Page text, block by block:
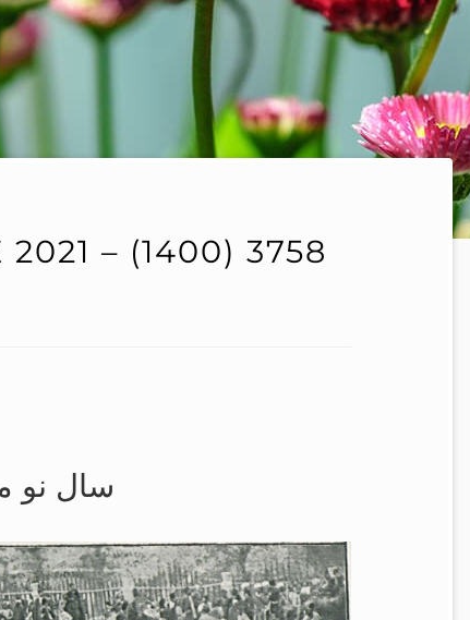
– (1400) 3758
سال نو